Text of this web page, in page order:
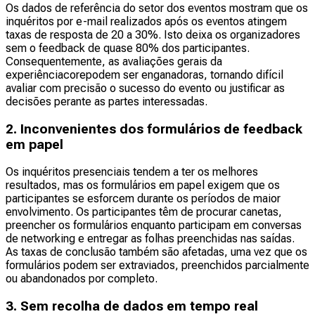
Os dados de referência do setor dos eventos mostram que os
inquéritos por e-mail realizados após os eventos atingem
taxas de resposta de 20 a 30%. Isto deixa os organizadores
sem o feedback de quase 80% dos participantes.
Consequentemente, as avaliações gerais da
experiênciacorepodem ser enganadoras, tornando difícil
avaliar com precisão o sucesso do evento ou justificar as
decisões perante as partes interessadas.
2. Inconvenientes dos formulários de feedback
em papel
Os inquéritos presenciais tendem a ter os melhores
resultados, mas os formulários em papel exigem que os
participantes se esforcem durante os períodos de maior
envolvimento. Os participantes têm de procurar canetas,
preencher os formulários enquanto participam em conversas
de networking e entregar as folhas preenchidas nas saídas.
As taxas de conclusão também são afetadas, uma vez que os
formulários podem ser extraviados, preenchidos parcialmente
ou abandonados por completo.
3. Sem recolha de dados em tempo real